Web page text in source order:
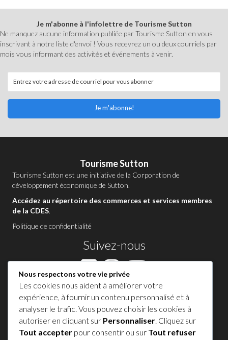
Je m'abonne à l'infolettre de Tourisme Sutton
Ne manquez aucune information publiée par Tourisme Sutton en vous
inscrivant à notre liste d'envoi ! Vous recevrez un ou deux courriels par
mois vous informant des activités et événements à venir.
Je m'abonne!
Tourisme Sutton
Tourisme Sutton est une initiative de la Corporation de
développement économique de Sutton.
Accédez au répertoire des commerces et services membres
de la CDES.
Politique de confidentialité
Suivez-nous
Contactez-nous à Sutton
1 450 538-8455
Nous respectons votre vie privée
Les cookies nous aident à améliorer votre
expérience, à fournir un contenu personnalisé et à
analyser le trafic. Vous pouvez choisir les cookies à
autoriser en cliquant sur Personnaliser. Cliquez sur
Tout accepter pour consentir ou sur Tout refuser